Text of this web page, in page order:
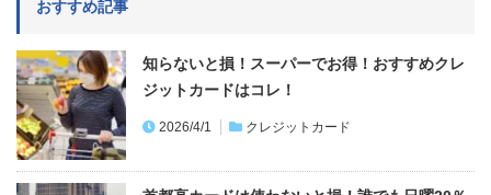
誰でもクレジットカード払いでガソリンが最高1